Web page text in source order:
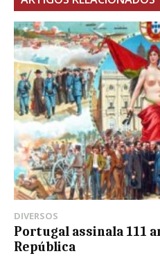
DIVERSOS
Portugal assinala 111
República